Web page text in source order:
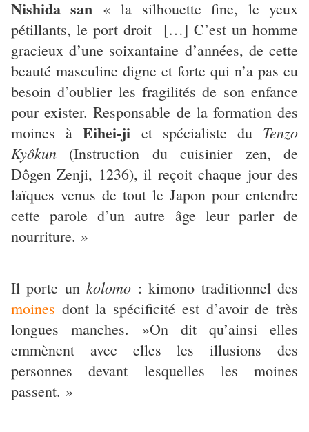
Nishida san « la silhouette fine, le yeux
pétillants, le port droit […] C’est un homme
gracieux d’une soixantaine d’années, de cette
beauté masculine digne et forte qui n’a pas eu
besoin d’oublier les fragilités de son enfance
pour exister. Responsable de la formation des
moines àEihei-ji et spécialiste du Tenzo
Kyôkun (Instruction du cuisinier zen, de
Dôgen Zenji, 1236), il reçoit chaque jour des
laïques venus de tout le Japon pour entendre
cette parole d’un autre âge leur parler de
nourriture. »
Il porte un kolomo : kimono traditionnel des
moines dont la spécificité est d’avoir de très
longues manches. »On dit qu’ainsi elles
emmènent avec elles les illusions des
personnes devant lesquelles les moines
passent. »